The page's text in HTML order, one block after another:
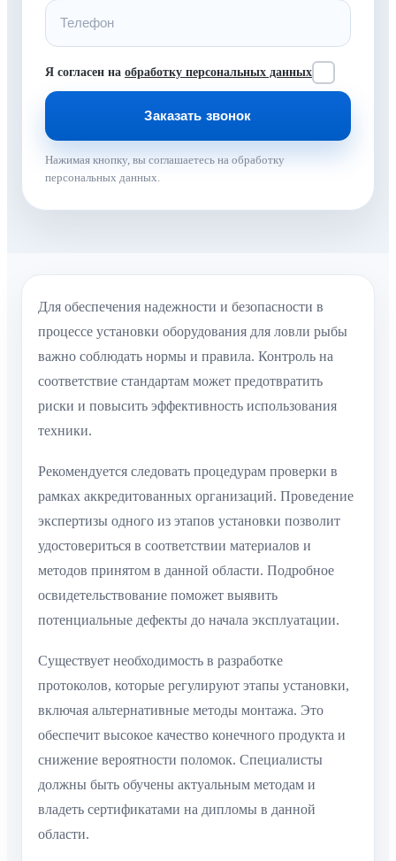
Я согласен на обработку персональных данных
Нажимая кнопку, вы соглашаетесь на обработку
персональных данных.
Для обеспечения надежности и безопасности в
процессе установки оборудования для ловли рыбы
важно соблюдать нормы и правила. Контроль на
соответствие стандартам может предотвратить
риски и повысить эффективность использования
техники.
Рекомендуется следовать процедурам проверки в
рамках аккредитованных организаций. Проведение
экспертизы одного из этапов установки позволит
удостовериться в соответствии материалов и
методов принятом в данной области. Подробное
освидетельствование поможет выявить
потенциальные дефекты до начала эксплуатации.
Существует необходимость в разработке
протоколов, которые регулируют этапы установки,
включая альтернативные методы монтажа. Это
обеспечит высокое качество конечного продукта и
снижение вероятности поломок. Специалисты
должны быть обучены актуальным методам и
владеть сертификатами на дипломы в данной
области.